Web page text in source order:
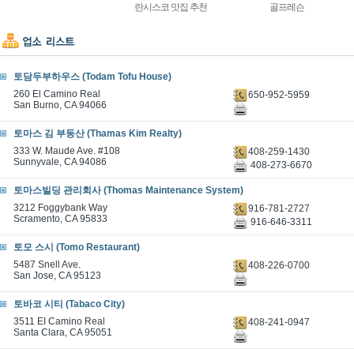
란시스코 맛집 추천
골프레슨
토담두부하우스 (Todam Tofu House)
260 El Camino Real
San Burno, CA 94066
650-952-5959
토마스 김 부동산 (Thamas Kim Realty)
333 W. Maude Ave. #108
Sunnyvale, CA 94086
408-259-1430
408-273-6670
토마스빌딩 관리회사 (Thomas Maintenance System)
3212 Foggybank Way
Scramento, CA 95833
916-781-2727
916-646-3311
토모 스시 (Tomo Restaurant)
5487 Snell Ave.
San Jose, CA 95123
408-226-0700
토바코 시티 (Tabaco City)
3511 EI Camino Real
Santa Clara, CA 95051
408-241-0947